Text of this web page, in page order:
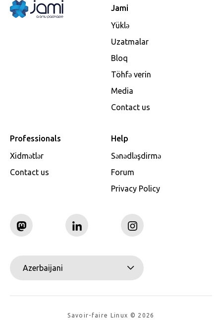
Jami
Yüklə
Uzatmalar
Bloq
Töhfə verin
Media
Contact us
Professionals
Xidmətlər
Contact us
Help
Sənədləşdirmə
Forum
Privacy Policy
Azerbaijani
Savoir-faire Linux © 2026